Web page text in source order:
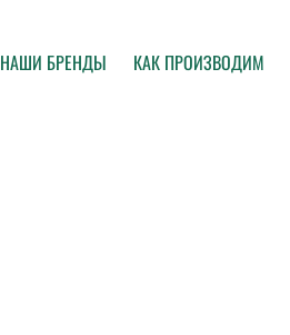
НАШИ БРЕНДЫ КАК ПРОИЗВОДИМ